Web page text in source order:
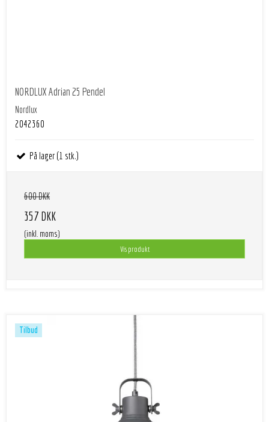
NORDLUX Adrian 25 Pendel
Nordlux
2042360
På lager (1 stk.)
600 DKK
357 DKK
(inkl. moms)
Vis produkt
Tilbud